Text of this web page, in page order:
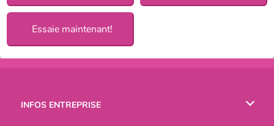
Essaie maintenant!
INFOS ENTREPRISE